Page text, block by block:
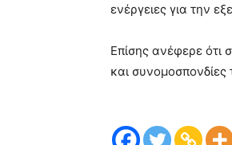
ενέργειες για την
Επίσης ανέφερε ότι
και